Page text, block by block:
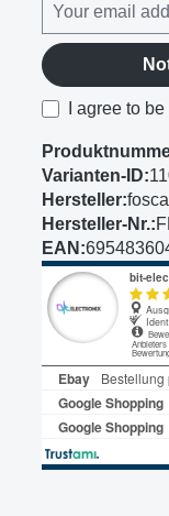
I agree to
Varianten-ID:
Hersteller:
Hersteller-Nr.:
EAN: